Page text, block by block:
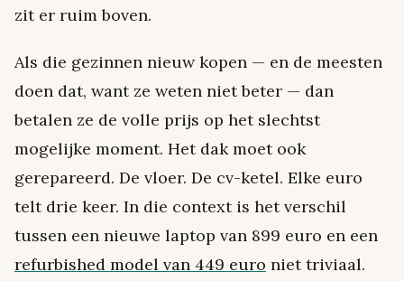
zit er ruim boven.
Als die gezinnen nieuw kopen — en de meesten
doen dat, want ze weten niet beter — dan
betalen ze de volle prijs op het slechtst
mogelijke moment. Het dak moet ook
gerepareerd. De vloer. De cv-ketel. Elke euro
telt drie keer. In die context is het verschil
tussen een nieuwe laptop van 899 euro en een
refurbished model van 449 euro niet triviaal.